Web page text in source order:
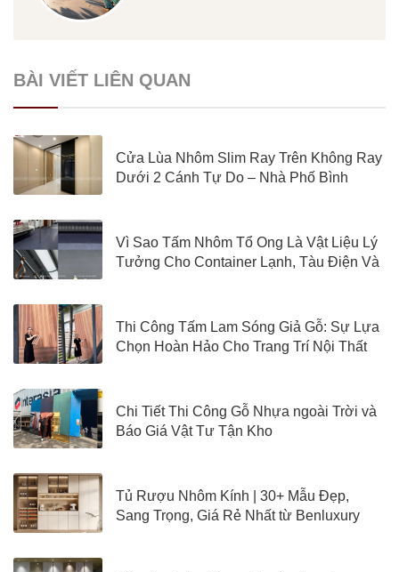
BÀI VIẾT LIÊN QUAN
Cửa Lùa Nhôm Slim Ray Trên Không Ray
Dưới 2 Cánh Tự Do – Nhà Phố Bình
Vì Sao Tấm Nhôm Tổ Ong Là Vật Liệu Lý
Tưởng Cho Container Lạnh, Tàu Điện Và
Thi Công Tấm Lam Sóng Giả Gỗ: Sự Lựa
Chọn Hoàn Hảo Cho Trang Trí Nội Thất
Chi Tiết Thi Công Gỗ Nhựa ngoài Trời và
Báo Giá Vật Tư Tận Kho
Tủ Rượu Nhôm Kính | 30+ Mẫu Đẹp,
Sang Trọng, Giá Rẻ Nhất từ Benluxury